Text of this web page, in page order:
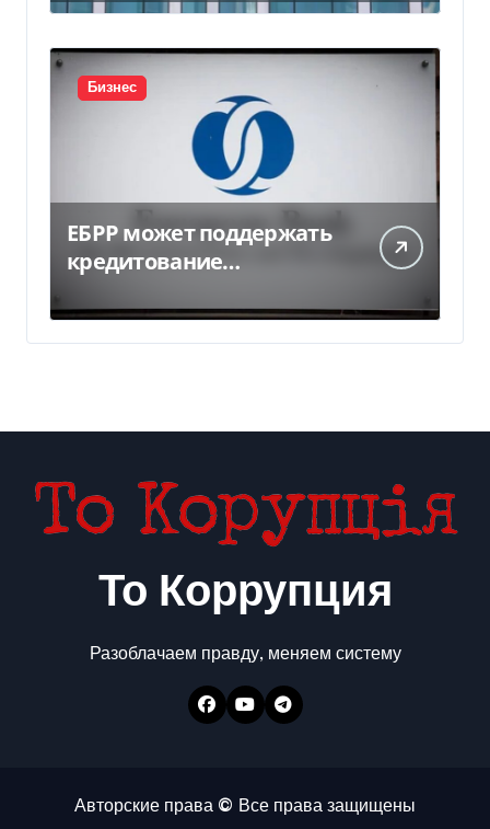
миллиарда
Бизнес
ЕБРР может поддержать
кредитование
300 млн евро — Delo.ua
То Коррупция
Разоблачаем правду, меняем систему
Авторские права © Все права защищены